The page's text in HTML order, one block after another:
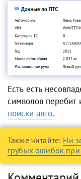
Есть есть
символов перебит
поиски авто.
Также читайте: Ни
грубых ошибок